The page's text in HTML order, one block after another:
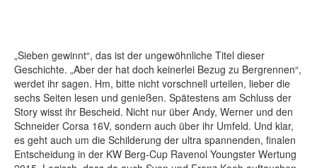
„Sieben gewinnt“, das ist der ungewöhnliche Titel dieser
Geschichte. „Aber der hat doch keinerlei Bezug zu Bergrennen“,
werdet ihr sagen. Hm, bitte nicht vorschnell urteilen, lieber die
sechs Seiten lesen und genießen. Spätestens am Schluss der
Story wisst ihr Bescheid. Nicht nur über Andy, Werner und den
Schneider Corsa 16V, sondern auch über ihr Umfeld. Und klar,
es geht auch um die Schilderung der ultra spannenden, finalen
Entscheidung in der KW Berg-Cup Ravenol Youngster Wertung